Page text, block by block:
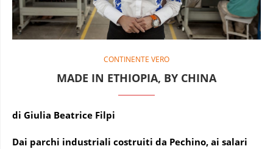
CONTINENTE VERO
MADE IN ETHIOPIA, BY CHINA
di Giulia Beatrice Filpi
Dai parchi industriali costruiti da Pechino, ai salari